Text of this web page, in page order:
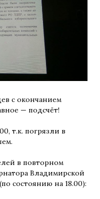
с окончанием
— подсчёт!
т.к. погрязли в
в повторном
Владимирской
состоянию на 18.00):